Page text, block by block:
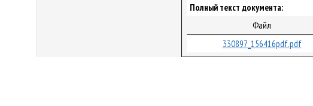
Полный текст документа:
Файл
330897_156416pdf.pdf